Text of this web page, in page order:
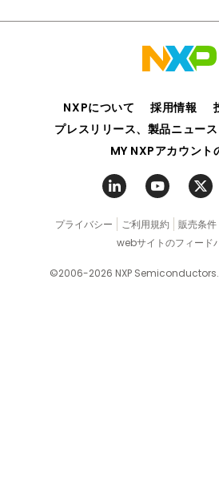
NXPについて 採用情報
プレスリリース、製品ニュース
MY NXPアカウント
プライバシー ご利用規約 販売条件
webサイトのフィード
©2006-2026 NXP